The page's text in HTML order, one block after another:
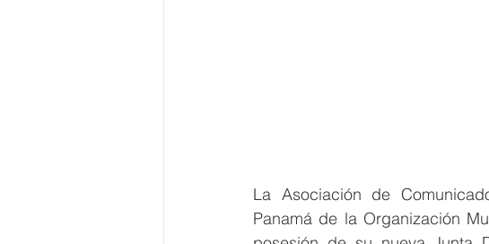
La Asociación de
Panamá de la Organización